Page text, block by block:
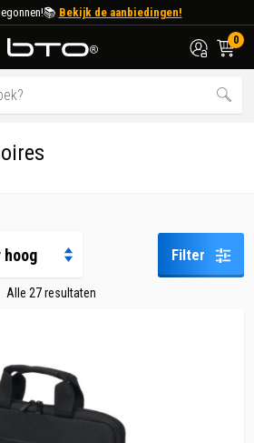
Bekijk de aanbiedingen!
0
Filter
Alle 27 resultaten